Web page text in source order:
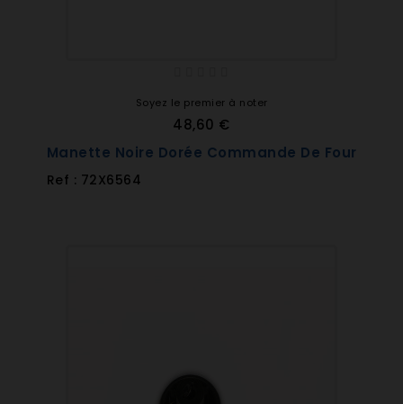
Soyez le premier à noter
48,60 €
Manette Noire Dorée Commande De Four
Ref : 72X6564